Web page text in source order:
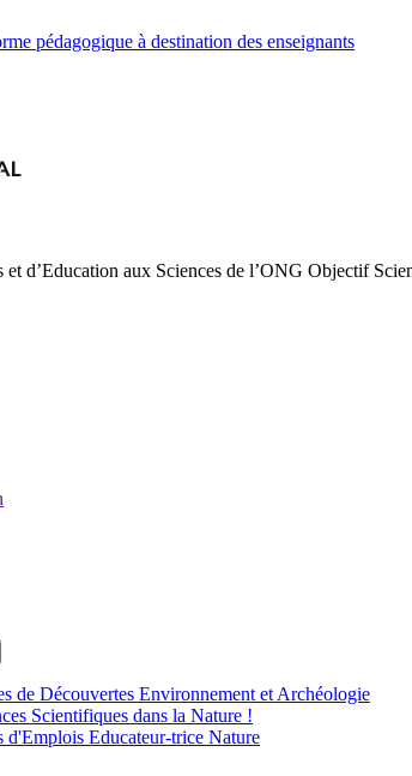
pédagogique à destination des enseignants
d’Education aux Sciences de l’ONG Objectif
de Découvertes Environnement et Archéologie
Scientifiques dans la Nature !
Educateur-trice Nature